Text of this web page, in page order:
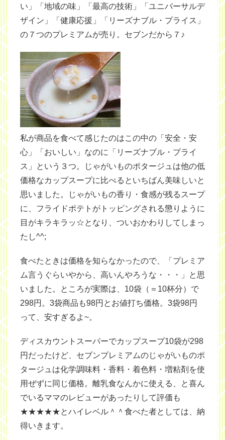
い」「地域の味」「最高の技術」「ユニバーサルデ
ザイン」「健康応援」「リーズナブル・プライス」
の７つのプレミアムが売り。セブンだから７♪
私が商品を食べて感じたのはこの中の「安全・安
心」「おいしい」なのに「リーズナブル・プライ
ス」という３つ。じゃがいものポタージュは他の低
価格なカップスープに比べるといちばん美味しいと
思いました。じゃがいもの香り・食感が残るスープ
に、フライドポテトがトッピングされる懲りように
目がキラキラッ☆となり、ついおかわりしてしまっ
たし^^;
食べたときは価格を知らなかったので、「プレミア
ム言うぐらいやから、高いんやろうな・・・」と思
いました。ところが実際は、10袋（＝10杯分）で
298円。3袋商品も98円とお値打ち価格。3袋98円
って、安すぎるよ~。
ディスカウントスーパーでカップスープ10袋が298
円だったけど、セブンプレミアムのじゃがいものポ
タージュは化学調味料・香料・着色料・増粘剤を使
用ぜずに同じ価格。離乳食なんかに使える、と喜ん
でいるママのレビューがあったりして評価も
★★★★★とハイレベル＾＾食べた者としては、納
得いきます。